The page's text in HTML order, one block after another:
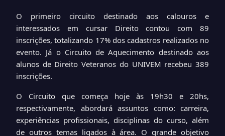
O primeiro circuito destinado aos calouros e
interessados em cursar Direito contou com 89
inscrições, totalizando 17% dos cadastros realizados no
evento. Já o Circuito de Aquecimento destinado aos
alunos de Direito Veteranos do UNIVEM recebeu 389
inscrições.
O Circuito que começa hoje às 19h30 e 20hs,
respectivamente, abordará assuntos como: carreira,
experiências profissionais, disciplinas do curso, além
de outros temas ligados à área. O grande objetivo